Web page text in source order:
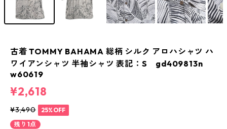
古着 TOMMY BAHAMA 総柄 シルク アロハシャツ ハ
ワイアンシャツ 半袖シャツ 表記：S gd409813n
w60619
¥2,618
¥3,490
25%OFF
残り1点